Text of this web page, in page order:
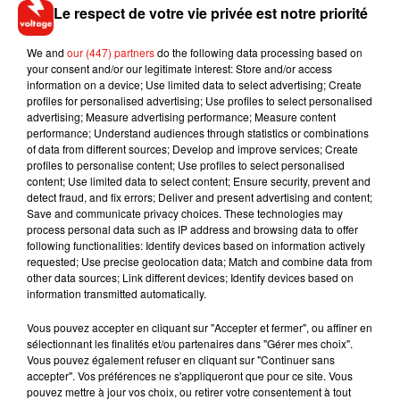
également organisés pour limiter les déplacements entre
régions.
(Avec AFP)
Musique
Fred again.. et Latin Mafia dévoilent enfin
leur mixtape créée en...
Swedish House Mafia et Lykke Li
Le respect de votre vie privée est notre priorité
We and our (447) partnersdo the following data processing based on
your consent and/or our legitimate interest: Store and/or access
information on a device; Use limited data to select advertising; Create
profiles for personalised advertising; Use profiles to select personalised
advertising; Measure advertising performance; Measure content
performance; Understand audiences through statistics or combinations
of data from different sources; Develop and improve services; Create
profiles to personalise content; Use profiles to select personalised
content; Use limited data to select content; Ensure security, prevent and
detect fraud, and fix errors; Deliver and present advertising and content;
Save and communicate privacy choices. These technologies may
process personal data such as IP address and browsing data to offer
following functionalities: Identify devices based on information actively
requested; Use precise geolocation data; Match and combine data from
other data sources; Link different devices; Identify devices based on
information transmitted automatically.
Vous pouvez accepter en cliquant sur "Accepter et fermer", ou affiner en
sélectionnant les finalités et/ou partenaires dans "Gérer mes choix".
Vous pouvez également refuser en cliquant sur "Continuer sans
accepter". Vos préférences ne s'appliqueront que pour ce site. Vous
pouvez mettre à jour vos choix, ou retirer votre consentement à tout